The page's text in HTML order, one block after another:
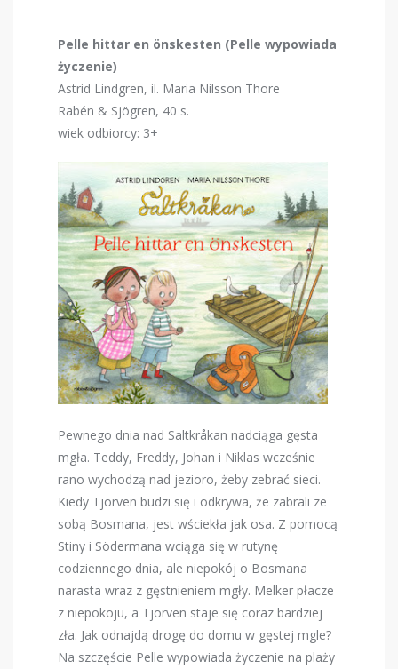
Pelle hittar en önskesten (Pelle wypowiada
życzenie)
Astrid Lindgren, il. Maria Nilsson Thore
Rabén & Sjögren, 40 s.
wiek odbiorcy: 3+
Pewnego dnia nad Saltkråkan nadciąga gęsta
mgła. Teddy, Freddy, Johan i Niklas wcześnie
rano wychodzą nad jezioro, żeby zebrać sieci.
Kiedy Tjorven budzi się i odkrywa, że ​​zabrali ze
sobą Bosmana, jest wściekła jak osa. Z pomocą
Stiny i Södermana wciąga się w rutynę
codziennego dnia, ale niepokój o Bosmana
narasta wraz z gęstnieniem mgły. Melker płacze
z niepokoju, a Tjorven staje się coraz bardziej
zła. Jak odnajdą drogę do domu w gęstej mgle?
Na szczęście Pelle wypowiada życzenie na plaży